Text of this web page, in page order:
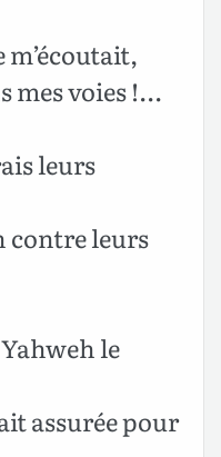
mes voies !...
leurs
contre leurs
le
assurée pour